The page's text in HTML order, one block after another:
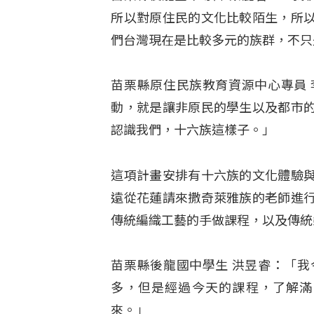
所以對原住民的文化比較陌生，所
們台灣現在是比較多元的族群，不
苗栗縣原住民族教育資源中心專
動，就是讓非原民的學生以及都市
認識我們，十六族這樣子。」
這項計畫安排有十六族的文化體驗
遠從花蓮請來撒奇萊雅族的老師進
傳統編織工藝的手做課程，以及傳
苗栗縣後龍國中學生 洪昱睿：「
多，但是經過今天的課程，了解
來。」